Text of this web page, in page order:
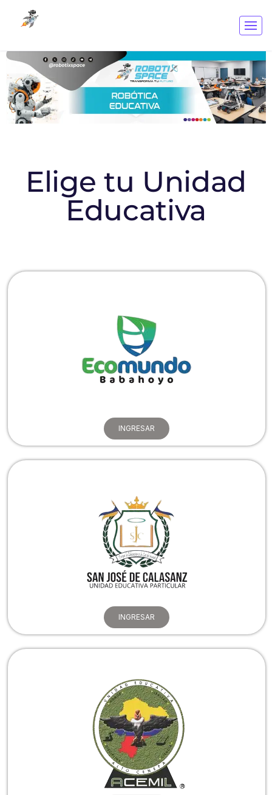
Elige tu Unidad
Educativa
INGRESAR
INGRESAR